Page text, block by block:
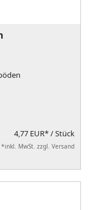
4,77 EUR*/ Stück
*inkl. MwSt. zzgl. Versand